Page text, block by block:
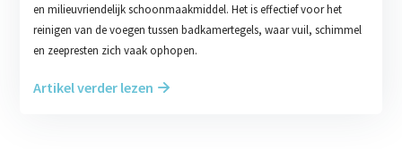
en milieuvriendelijk schoonmaakmiddel. Het is effectief voor het
reinigen van de voegen tussen badkamertegels, waar vuil, schimmel
en zeepresten zich vaak ophopen.
Artikel verder lezen